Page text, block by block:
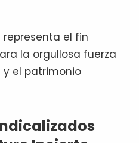
el fin
la orgullosa fuerza
el patrimonio